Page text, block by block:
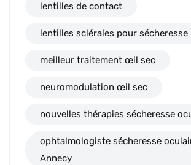
lentilles de contact
lentilles sclérales pour sécheresse
meilleur traitement œil sec
neuromodulation œil sec
nouvelles thérapies sécheresse
ophtalmologiste sécheresse
Annecy